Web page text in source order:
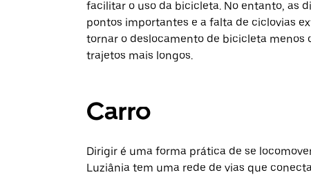
facilitar o uso da bicicleta. No entanto, as
pontos importantes e a falta de ciclovias
tornar o deslocamento de bicicleta menos
trajetos mais longos.
Carro
Dirigir é uma forma prática de se
Luziânia tem uma rede de vias que